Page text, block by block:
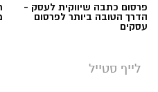
פרסום כתבה שיווקית לעסק -
הדרך הטובה ביותר לפרסום
עסקים
לייף סטייל